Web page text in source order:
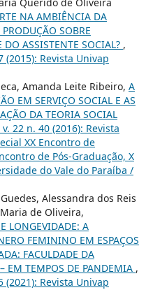
NA AMBIÊNCIA DA
SOBRE
ASSISTENTE SOCIAL? ,
(2015): Revista Univap
Amanda Leite Ribeiro, A
EM SERVIÇO SOCIAL E AS
DA TEORIA SOCIAL
22 n. 40 (2016): Revista
XX Encontro de
de Pós-Graduação, X
do Vale do Paraíba /
Alessandra dos Reis
de Oliveira,
LONGEVIDADE: A
FEMININO EM ESPAÇOS
FACULDADE DA
EM TEMPOS DE PANDEMIA ,
(2021): Revista Univap